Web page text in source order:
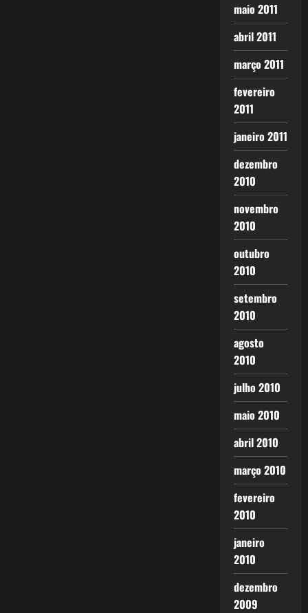
maio 2011
abril 2011
março 2011
fevereiro
2011
janeiro 2011
dezembro
2010
novembro
2010
outubro
2010
setembro
2010
agosto
2010
julho 2010
maio 2010
abril 2010
março 2010
fevereiro
2010
janeiro
2010
dezembro
2009